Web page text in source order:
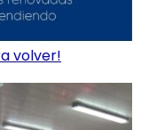
volver!